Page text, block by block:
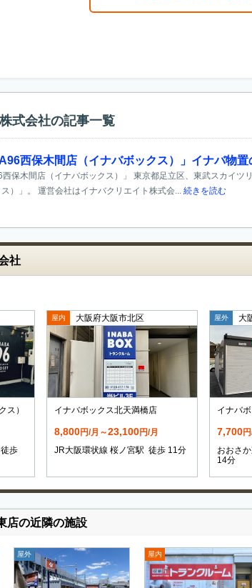
式会社の記事一覧
西保木間店（イナバボックス）」イナバ物
西保木間店（イナバボックス）」 東京都足立区、東武スカイ
）」。 運営会社はイナバクリエイト株式会...
続きを読む
社
ス）
歩
屋内 大阪府大阪市北区
イナバボックス北天満橋店
8,800円/月～23,100円/月
JR大阪環状線 桜ノ宮駅 徒歩 11分
屋外 大
イナバ
7,700
おおさ
14分
店の近隣の施設
屋外 屋内